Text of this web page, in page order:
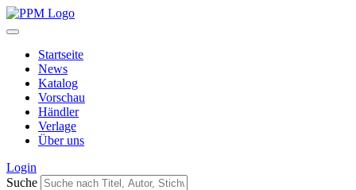
Startseite
News
Katalog
Vorschau
Händler
Verlage
Über uns
Login
Suche